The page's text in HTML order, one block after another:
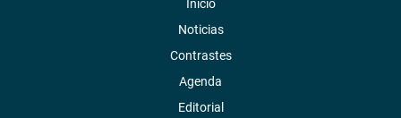
Inicio
Noticias
Contrastes
Agenda
Editorial